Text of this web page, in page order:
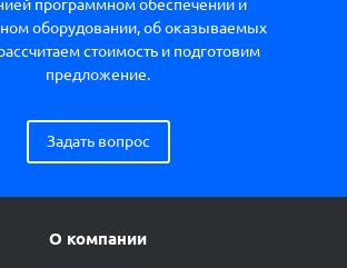
программном обеспечении и
оборудовании, об оказываемых
стоимость и подготовим
предложение.
Задать вопрос
О компании